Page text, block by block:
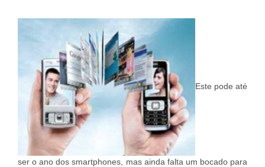
Este pode até
ser o ano dos smartphones, mas ainda falta um bocado para